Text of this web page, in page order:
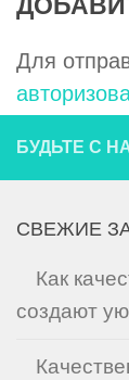
Для
БУДЬТЕ С
СВЕЖИЕ
Как
создают